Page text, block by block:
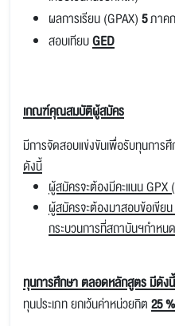
ผลการเรียน (GPAX)5ภาค
สอบเทียบGED
เกณฑ์คุณสมบัติผู้สมัคร
มีการจัดสอบแข่งขันเพื่อรับทุนการศึ
ดังนี้
ผู้สมัครจะต้องมีคะแนน
ผู้สมัครจะต้องมาสอบข้อเขี
กระบวนการที่สถาบันฯกำหนด
ทุนการศึกษา ตลอดหลักสูตร มีดังนี้
ทุนประเภท ยกเว้นค่าหน่วยกิต25 %